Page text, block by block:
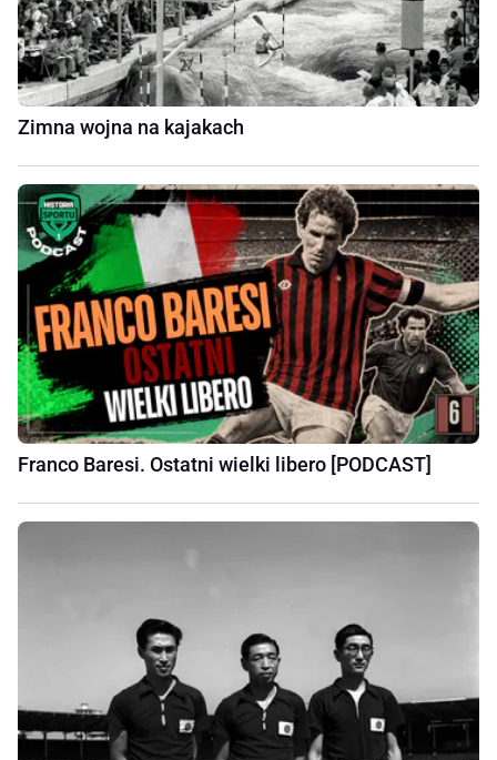
Zimna wojna na kajakach
Franco Baresi. Ostatni wielki libero [PODCAST]